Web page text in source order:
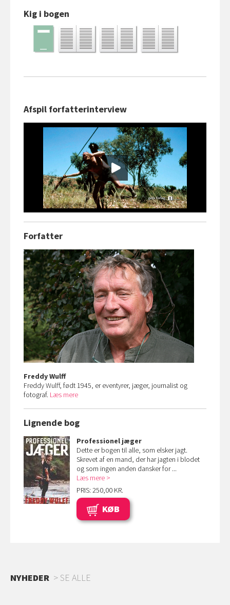
Kig i bogen
Afspil forfatterinterview
Forfatter
Freddy Wulff
Freddy Wulff, født 1945, er eventyrer, jæger, journalist og
fotograf. Læs mere
Lignende bog
Professionel jæger
Dette er bogen til alle, som elsker jagt.
Skrevet af en mand, der har jagten i blodet
og som ingen anden dansker for ...
Læs mere
PRIS: 250,00 KR.
KØB
NYHEDER SE ALLE